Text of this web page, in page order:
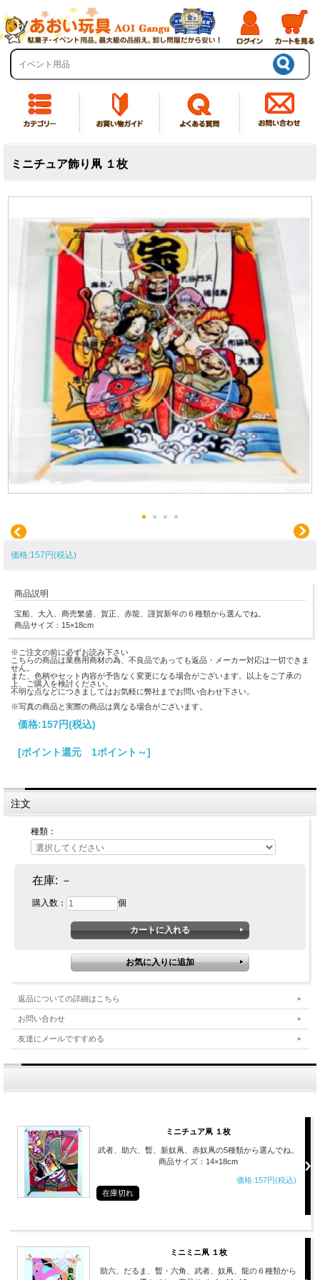
ミニチュア飾り凧 １枚
価格:157円(税込)
商品説明
宝船、大入、商売繁盛、賀正、赤龍、謹賀新年の６種類から選んでね。
商品サイズ：15×18cm
※ご注文の前に必ずお読み下さい
こちらの商品は業務用商材の為、不良品であっても返品・メーカー対応は一切できま
せん。
また、色柄やセット内容が予告なく変更になる場合がございます。以上をご了承の
上、ご購入を検討ください。
不明な点などにつきましてはお気軽に弊社までお問い合わせ下さい。
※写真の商品と実際の商品は異なる場合がございます。
価格:157円(税込)
[ポイント還元 1ポイント～]
注文
種類：
在庫: －
購入数： 個
返品についての詳細はこちら
お問い合わせ
友達にメールですすめる
ミニチュア凧 １枚
武者、助六、暫、新奴凧、赤奴凧の5種類から選んでね。
商品サイズ：14×18cm
価格:157円(税込)
在庫切れ
ミニミニ凧 １枚
助六、だるま、暫・六角、武者、奴凧、龍の６種類から